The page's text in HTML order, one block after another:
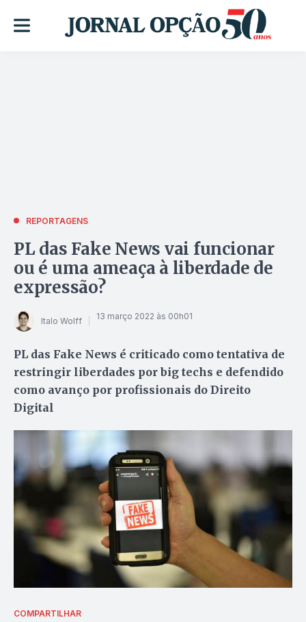
REPORTAGENS
PL das Fake News vai funcionar
ou é uma ameaça à liberdade de
expressão?
Italo Wolff 13 março 2022 às 00h01
PL das Fake News é criticado como tentativa de
restringir liberdades por big techs e defendido
como avanço por profissionais do Direito
Digital
COMPARTILHAR